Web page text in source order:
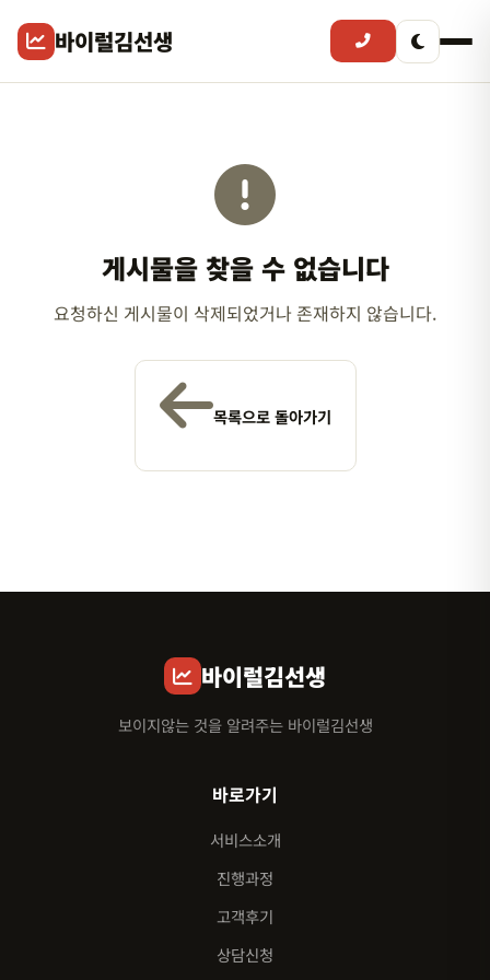
바이럴김선생
게시물을 찾을 수 없습니다
요청하신 게시물이 삭제되었거나 존재하지 않습니다.
목록으로 돌아가기
바이럴김선생
보이지않는 것을 알려주는 바이럴김선생
바로가기
서비스소개
진행과정
고객후기
상담신청